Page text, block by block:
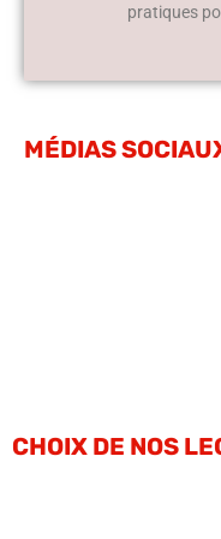
pratiques
MÉDIAS
CHOIX DE NOS